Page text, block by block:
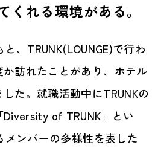
くれる環境がある。
、TRUNK(LOUNGE)で行わ
訪れたことがあり、ホテル
た。就職活動中にTRUNKの
of TRUNK」とい
メンバーの多様性を表した